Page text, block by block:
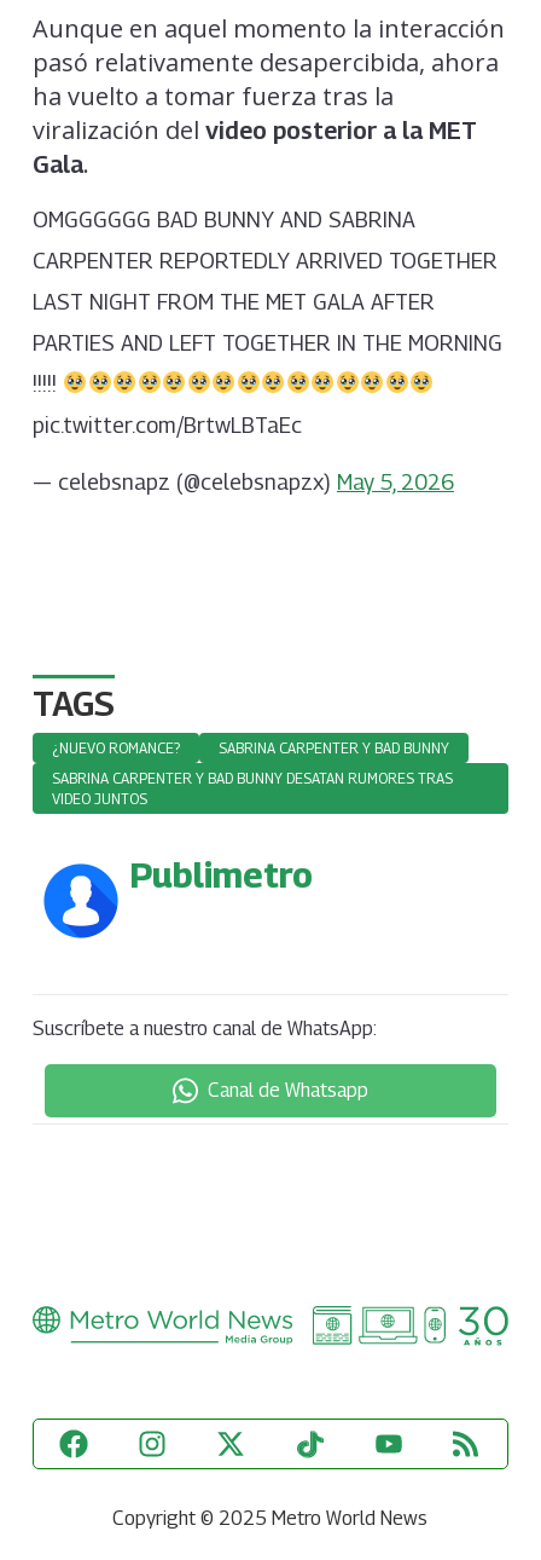
Aunque en aquel momento la interacción
pasó relativamente desapercibida, ahora
ha vuelto a tomar fuerza tras la
viralización del video posterior a la MET
Gala.
OMGGGGGG BAD BUNNY AND SABRINA
CARPENTER REPORTEDLY ARRIVED TOGETHER
LAST NIGHT FROM THE MET GALA AFTER
PARTIES AND LEFT TOGETHER IN THE MORNING
!!!!!
pic.twitter.com/BrtwLBTaEc
— celebsnapz (@celebsnapzx) May 5, 2026
TAGS
¿NUEVO ROMANCE?
SABRINA CARPENTER Y BAD BUNNY
SABRINA CARPENTER Y BAD BUNNY DESATAN RUMORES TRAS
VIDEO JUNTOS
Publimetro
Suscríbete a nuestro canal de WhatsApp:
Canal de Whatsapp
Copyright © 2025 Metro World News